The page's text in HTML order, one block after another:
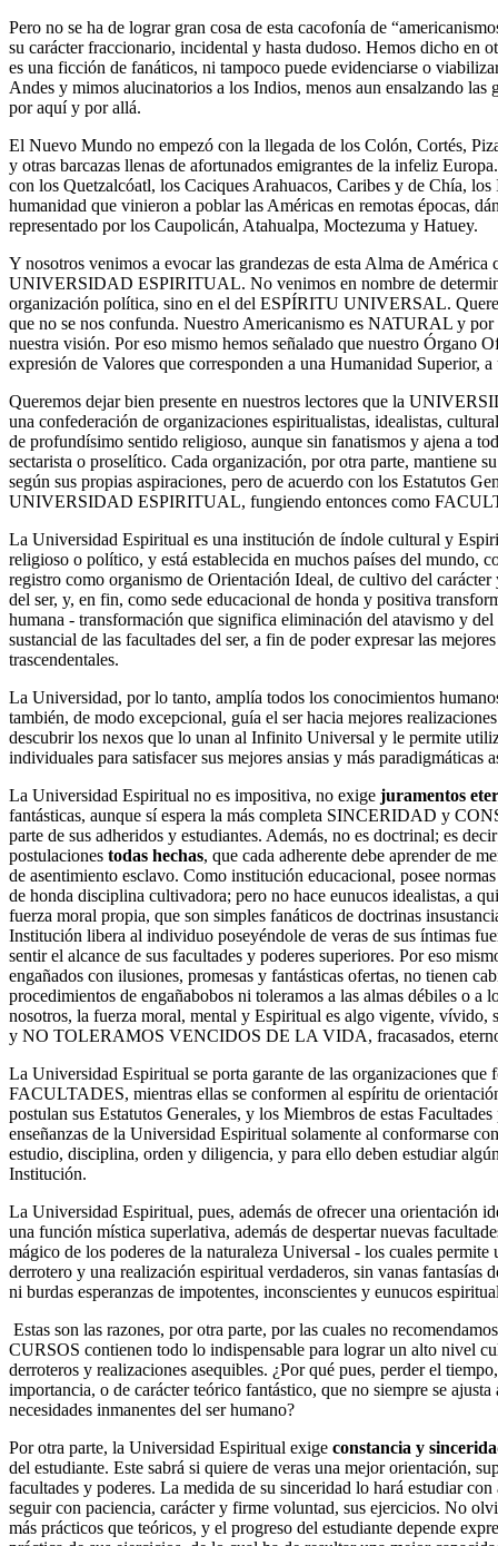
Pero no se ha de lograr gran cosa de esta cacofonía de
su carácter fraccionario, incidental y hasta dudoso. Hemos dicho en
es una ficción de fanáticos, ni tampoco puede evidenciarse o
Andes y mimos alucinatorios a los Indios, menos aun ensalzando las
por aquí y por allá.
El Nuevo Mundo no empezó con la llegada de los Colón, Cortés,
y otras barcazas llenas de afortunados emigrantes de la infeliz
con los Quetzalcóatl, los Caciques Arahuacos, Caribes y de Chía, los
humanidad que vinieron a poblar las Américas en remotas épocas,
representado por los Caupolicán, Atahualpa, Moctezuma y Hatuey.
Y nosotros venimos a evocar las grandezas de esta Alma de
UNIVERSIDAD ESPIRITUAL. No venimos en nombre de
organización política, sino en el del ESPÍRITU UNIVERSAL.
que no se nos confunda. Nuestro Americanismo es NATURAL y
nuestra visión. Por eso mismo hemos señalado que nuestro Órgano
expresión de Valores que corresponden a una Humanidad Superior,
Queremos dejar bien presente en nuestros lectores que la
una confederación de organizaciones espiritualistas, idealistas,
de profundísimo sentido religioso, aunque sin fanatismos y ajena a
sectarista o proselítico. Cada organización, por otra parte, mantiene
según sus propias aspiraciones, pero de acuerdo con los Estatutos
UNIVERSIDAD ESPIRITUAL, fungiendo entonces como
La Universidad Espiritual es una institución de índole cultural y
religioso o político, y está establecida en muchos países del mundo,
registro como organismo de Orientación Ideal, de cultivo del carácter
del ser, y, en fin, como sede educacional de honda y positiva
humana - transformación que significa eliminación del atavismo y
sustancial de las facultades del ser, a fin de poder expresar las
trascendentales.
La Universidad,­ por lo tanto, amplía todos los conocimientos
también, de modo excepcional, guía el ser hacia mejores
descubrir los nexos que lo unan al Infinito Universal y le permite
individuales para satisfacer sus mejores ansias y más paradigmáticas
La Universidad Espiritual no es impositiva, no exige juramentos
fantásticas, aunque sí espera la más completa SINCERIDAD y
parte de sus adheridos y estudiantes. Además, no es doctrinal; es
postulaciones todas hechas, que cada adherente debe aprender de
de asentimiento esclavo. Como institución educacional, posee
de honda disciplina cultivadora; pero no hace eunucos idealistas, a
fuerza moral propia, que son simples fanáticos de doctrinas
Institución libera al individuo poseyéndole de veras de sus íntimas
sentir el alcance de sus facultades y poderes superiores. Por eso
engañados con ilusiones, promesas y fantásticas ofertas, no tienen
procedimientos de engañabobos ni toleramos a las almas débiles o a
nosotros, la fuerza moral, mental y Espiritual es algo vigente, vívido,
y NO TOLERAMOS VENCIDOS DE LA VIDA, fracasados,
La Universidad Espiritual se porta garante de las organizaciones que
FACULTADES, mientras ellas se conformen al espíritu de
postulan sus Estatutos Generales, y los Miembros de estas
enseñanzas de la Universidad Espiritual solamente al conformarse
estudio, disciplina, orden y diligencia, y para ello deben estudiar
Institución.
La Universidad Espiritual, pues, además de ofrecer una orientación
una función mística superlativa, además de despertar nuevas
mágico de los poderes de la naturaleza Universal - los cuales
derrotero y una realización espiritual verdaderos, sin vanas fantasías
ni burdas esperanzas de impotentes, inconscientes y eunucos
Estas son las razones, por otra parte, por las cuales no
CURSOS contienen todo lo indispensable para lograr un alto nivel
derroteros y realizaciones asequibles. ¿Por qué pues, perder el
importancia, o de carácter teórico fantástico, que no siempre se
necesidades inmanentes del ser humano?
Por otra parte, la Universidad Espiritual exige constancia y
del estudiante. Este sabrá si quiere de veras una mejor orientación,
facultades y poderes. La medida de su sinceridad lo hará estudiar
seguir con paciencia, carácter y firme voluntad, sus ejercicios. No
más prácticos que teóricos, y el progreso del estudiante depende